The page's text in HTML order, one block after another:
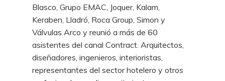
Blasco, Grupo EMAC, Joquer, Kalam,
Keraben, Lladró, Roca Group, Simon y
Válvulas Arco y reunió a más de 60
asistentes del canal Contract. Arquitectos,
diseñadores, ingenieros, interioristas,
representantes del sector hotelero y otros